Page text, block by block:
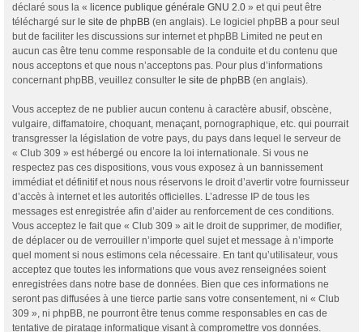
déclaré sous la « licence publique générale GNU 2.0 » et qui peut être
téléchargé sur le site de phpBB (en anglais). Le logiciel phpBB a pour seul
but de faciliter les discussions sur internet et phpBB Limited ne peut en
aucun cas être tenu comme responsable de la conduite et du contenu que
nous acceptons et que nous n’acceptons pas. Pour plus d’informations
concernant phpBB, veuillez consulter le site de phpBB (en anglais).
Vous acceptez de ne publier aucun contenu à caractère abusif, obscène,
vulgaire, diffamatoire, choquant, menaçant, pornographique, etc. qui pourrait
transgresser la législation de votre pays, du pays dans lequel le serveur de
« Club 309 » est hébergé ou encore la loi internationale. Si vous ne
respectez pas ces dispositions, vous vous exposez à un bannissement
immédiat et définitif et nous nous réservons le droit d’avertir votre fournisseur
d’accès à internet et les autorités officielles. L’adresse IP de tous les
messages est enregistrée afin d’aider au renforcement de ces conditions.
Vous acceptez le fait que « Club 309 » ait le droit de supprimer, de modifier,
de déplacer ou de verrouiller n’importe quel sujet et message à n’importe
quel moment si nous estimons cela nécessaire. En tant qu’utilisateur, vous
acceptez que toutes les informations que vous avez renseignées soient
enregistrées dans notre base de données. Bien que ces informations ne
seront pas diffusées à une tierce partie sans votre consentement, ni « Club
309 », ni phpBB, ne pourront être tenus comme responsables en cas de
tentative de piratage informatique visant à compromettre vos données.